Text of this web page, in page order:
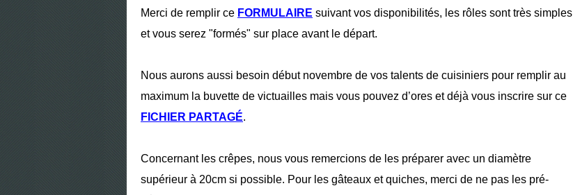
Merci de remplir ce FORMULAIRE suivant vos disponibilités, les rôles sont très simples
et vous serez "formés" sur place avant le départ.
Nous aurons aussi besoin début novembre de vos talents de cuisiniers pour remplir au
maximum la buvette de victuailles mais vous pouvez d’ores et déjà vous inscrire sur ce
FICHIER PARTAGÉ.
Concernant les crêpes, nous vous remercions de les préparer avec un diamètre
supérieur à 20cm si possible. Pour les gâteaux et quiches, merci de ne pas les pré-